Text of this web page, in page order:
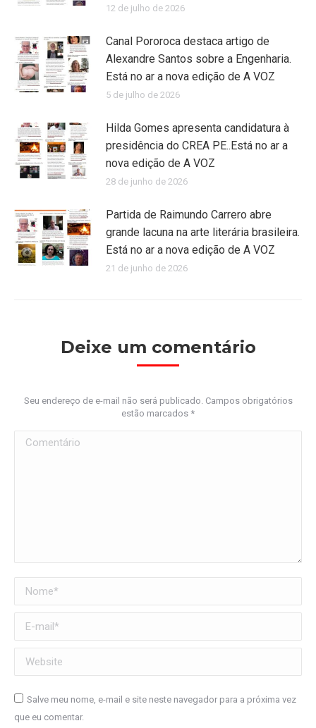
12 de julho de 2026
Canal Pororoca destaca artigo de
Alexandre Santos sobre a Engenharia.
Está no ar a nova edição de A VOZ
5 de julho de 2026
Hilda Gomes apresenta candidatura à
presidência do CREA PE..Está no ar a
nova edição de A VOZ
28 de junho de 2026
Partida de Raimundo Carrero abre
grande lacuna na arte literária brasileira.
Está no ar a nova edição de A VOZ
21 de junho de 2026
Deixe um comentário
Seu endereço de e-mail não será publicado. Campos obrigatórios
estão marcados *
Comentário
Nome *
E-mail *
Website
Salve meu nome, e-mail e site neste navegador para a próxima vez
que eu comentar.